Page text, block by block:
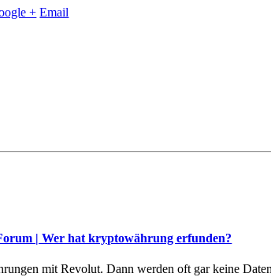
+ Email
| Wer hat kryptowährung erfunden?
mit Revolut. Dann werden oft gar keine